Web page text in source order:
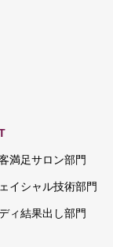
満足サロン部門
イシャル技術部門
ィ結果出し部門